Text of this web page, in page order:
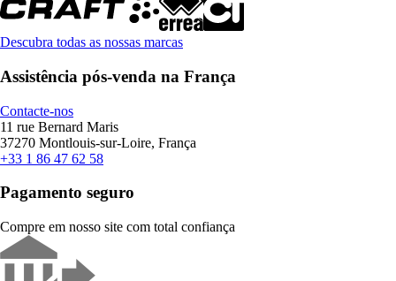
Descubra todas as nossas marcas
Assistência pós-venda na França
Contacte-nos
11 rue Bernard Maris
37270 Montlouis-sur-Loire, França
+33 1 86 47 62 58
Pagamento seguro
Compre em nosso site com total confiança